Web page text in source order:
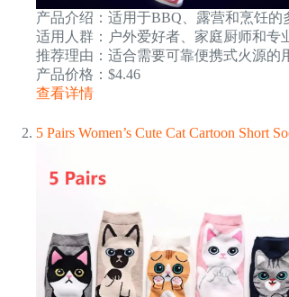
产品介绍：适用于BBQ、露营和烹饪的
适用人群：户外爱好者、家庭厨师和专
推荐理由：适合需要可靠便携式火源的
产品价格：$4.46
查看详情
5 Pairs Women’s Cute Cat Cartoon Short